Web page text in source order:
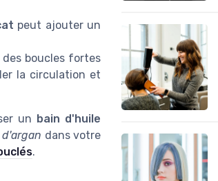
peut ajouter un
boucles fortes
la circulation et
un bain d'huile
dans votre
.